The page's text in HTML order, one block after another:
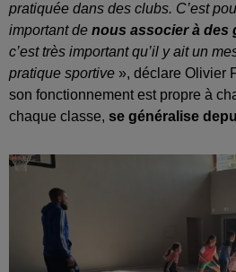
pratiquée dans des clubs. C’est
important de nous associer à des
c’est très important qu’il y ait un
pratique sportive », déclare Olivier
son fonctionnement est propre à
chaque classe, se généralise